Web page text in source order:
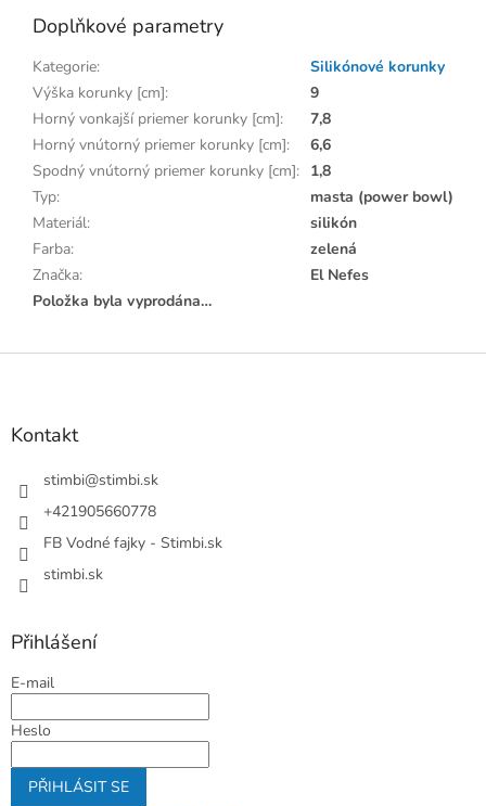
Doplňkové parametry
Kategorie:
Silikónové korunky
Výška korunky [cm]:
9
Horný vonkajší priemer korunky [cm]:
7,8
Horný vnútorný priemer korunky [cm]:
6,6
Spodný vnútorný priemer korunky [cm]: 1,8
Typ:
masta (power bowl)
Materiál:
silikón
Farba:
zelená
Značka:
El Nefes
Položka byla vyprodána…
Z
Kontakt
stimbi@stimbi.sk
+421905660778
FB Vodné fajky - Stimbi.sk
stimbi.sk
Přihlášení
E-mail
Heslo
PŘIHLÁSIT SE